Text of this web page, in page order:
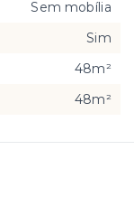
Sem mobília
Sim
48m²
48m²